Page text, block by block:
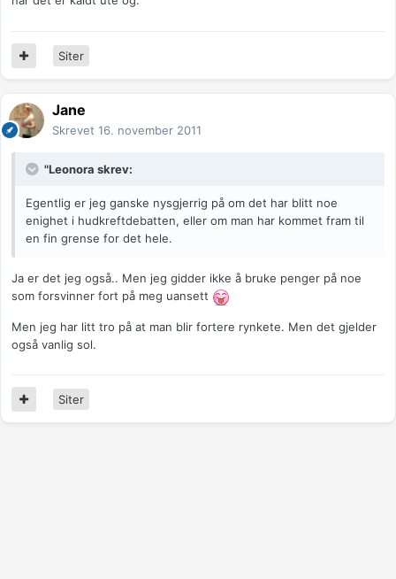
Siter
Jane
Skrevet 16. november 2011
"Leonora skrev:
Egentlig er jeg ganske nysgjerrig på om det har blitt noe
enighet i hudkreftdebatten, eller om man har kommet fram til
en fin grense for det hele.
Ja er det jeg også.. Men jeg gidder ikke å bruke penger på noe
som forsvinner fort på meg uansett
Men jeg har litt tro på at man blir fortere rynkete. Men det gjelder
også vanlig sol.
Siter